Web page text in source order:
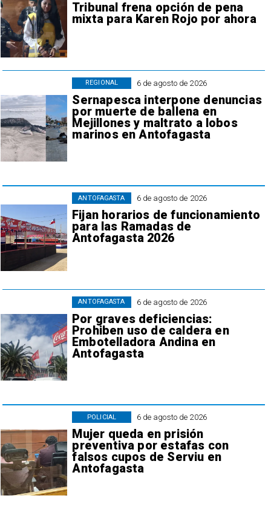
Tribunal frena opción de pena
mixta para Karen Rojo por ahora
6 de agosto de 2026
Sernapesca interpone denuncias
por muerte de ballena en
Mejillones y maltrato a lobos
marinos en Antofagasta
REGIONAL
6 de agosto de 2026
Fijan horarios de funcionamiento
para las Ramadas de
Antofagasta 2026
ANTOFAGASTA
6 de agosto de 2026
Por graves deficiencias:
Prohiben uso de caldera en
Embotelladora Andina en
Antofagasta
ANTOFAGASTA
6 de agosto de 2026
Mujer queda en prisión
preventiva por estafas con
falsos cupos de Serviu en
Antofagasta
POLICIAL